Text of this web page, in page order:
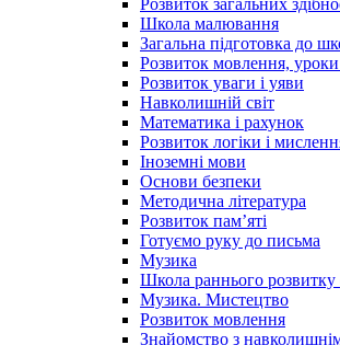
Розвиток загальних
Школа малювання
Загальна підготовка до
Розвиток мовлення,
Розвиток уваги і уяви
Навколишній світ
Математика і рахунок
Розвиток логіки і
Іноземні мови
Основи безпеки
Методична література
Розвиток пам’яті
Готуємо руку до письма
Музика
Школа раннього розвитку
Музика. Мистецтво
Розвиток мовлення
Знайомство з